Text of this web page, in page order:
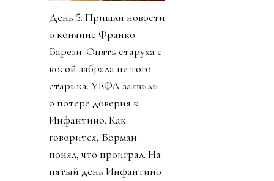
День 5. Пришли новости
о кончине Франко
Барези. Опять старуха с
косой забрала не того
старика. УЕФА заявили
о потере доверия к
Инфантино. Как
говорится, Борман
понял, что проиграл. На
пятый день Инфантино